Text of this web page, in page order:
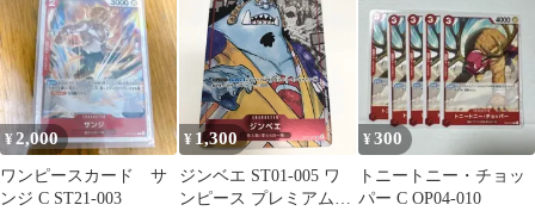
背筋をピン
¥2,000
ワンピースカード サ
ンジ C ST21-003
¥ 1,300
ジンベエ ST01-005 ワ
ンピース プレミアムカ
¥300
トニートニー・チョッ
パー C OP04-010